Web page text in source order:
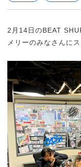
2月14日のBEAT
メリーのみなさんに